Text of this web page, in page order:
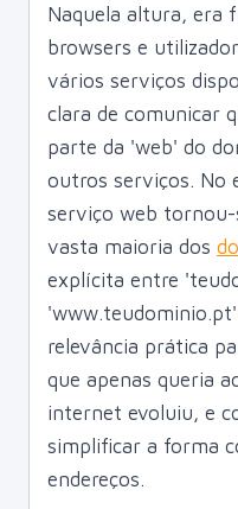
Naquela altura, era
browsers e
vários serviços
clara de comunicar
parte da 'web' do
outros serviços. No
serviço web
vasta maioria dos
explícita entre
relevância prática
que apenas queria
internet evoluiu, e
simplificar a forma
endereços.